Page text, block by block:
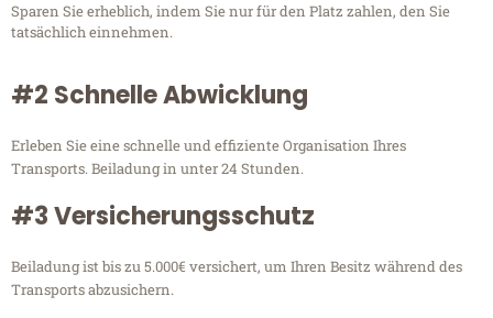
Sparen Sie erheblich, indem Sie nur für den Platz zahlen, den Sie
tatsächlich einnehmen.
#2 Schnelle Abwicklung
Erleben Sie eine schnelle und effiziente Organisation Ihres
Transports. Beiladung in unter 24 Stunden.
#3 Versicherungsschutz
Beiladung ist bis zu 5.000€ versichert, um Ihren Besitz während des
Transports abzusichern.